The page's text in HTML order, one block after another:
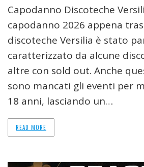
Capodanno Discoteche
capodanno 2026 appena
discoteche Versilia è stato
caratterizzato da alcune
altre con sold out. Anche
sono mancati gli eventi per
18 anni, lasciando un…
READ MORE